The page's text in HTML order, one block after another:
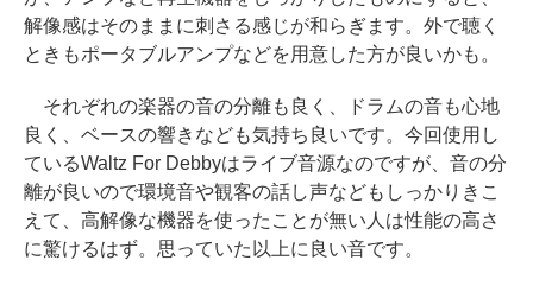
解像感はそのままに刺さる感じが和らぎます。外で聴く
ときもポータブルアンプなどを用意した方が良いかも。
それぞれの楽器の音の分離も良く、ドラムの音も心地
良く、ベースの響きなども気持ち良いです。今回使用し
ているWaltz For Debbyはライブ音源なのですが、音の分
離が良いので環境音や観客の話し声などもしっかりきこ
えて、高解像な機器を使ったことが無い人は性能の高さ
に驚けるはず。思っていた以上に良い音です。